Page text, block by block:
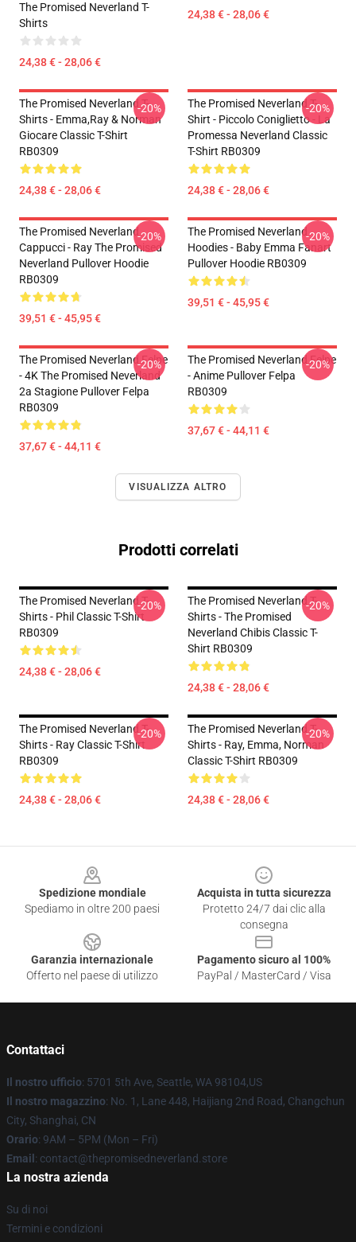
The Promised Neverland T-
Shirts
24,38 € - 28,06 €
24,38 € - 28,06 €
The Promised Neverland T-
Shirts - Emma,Ray & Norman
Giocare Classic T-Shirt
RB0309
24,38 € - 28,06 €
-20%
The Promised Neverland T-
Shirt - Piccolo Coniglietto - La
Promessa Neverland Classic
T-Shirt RB0309
24,38 € - 28,06 €
-20%
The Promised Neverland
Cappucci - Ray The Promised
Neverland Pullover Hoodie
RB0309
39,51 € - 45,95 €
-20%
The Promised Neverland
Hoodies - Baby Emma Fanart
Pullover Hoodie RB0309
39,51 € - 45,95 €
-20%
The Promised Neverland Felpe
- 4K The Promised Neverland
2a Stagione Pullover Felpa
RB0309
37,67 € - 44,11 €
-20%
The Promised Neverland Felpe
- Anime Pullover Felpa
RB0309
37,67 € - 44,11 €
-20%
VISUALIZZA ALTRO
Prodotti correlati
The Promised Neverland T-
Shirts - Phil Classic T-Shirt
RB0309
24,38 € - 28,06 €
-20%
The Promised Neverland T-
Shirts - The Promised
Neverland Chibis Classic T-
Shirt RB0309
24,38 € - 28,06 €
-20%
The Promised Neverland T-
Shirts - Ray Classic T-Shirt
RB0309
24,38 € - 28,06 €
-20%
The Promised Neverland T-
Shirts - Ray, Emma, Norman
Classic T-Shirt RB0309
24,38 € - 28,06 €
-20%
Spedizione mondiale
Spediamo in oltre 200 paesi
Acquista in tutta sicurezza
Protetto 24/7 dai clic alla
consegna
Garanzia internazionale
Offerto nel paese di utilizzo
Pagamento sicuro al 100%
PayPal / MasterCard / Visa
Contattaci
Il nostro ufficio: 5701 5th Ave, Seattle, WA 98104,US
Il nostro magazzino: No. 1, Lane 448, Haijiang 2nd Road, Changchun
City, Shanghai, CN
Orario: 9AM – 5PM (Mon – Fri)
Email : contact@thepromisedneverland.store
La nostra azienda
Su di noi
Termini e condizioni